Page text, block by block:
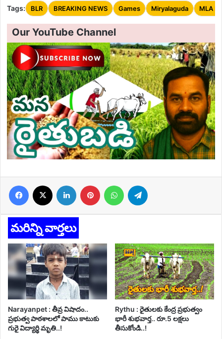
Tags: BLR BREAKING NEWS Games Miryalaguda MLA
Our YouTube Channel
Facebook LinkedIn Pinterest WhatsApp
మరిన్ని వార్తలు
Narayanpet : తీవ్ర విషాదం..
ప్రభుత్వ పాఠశాలలో పాము కాటుకు
గురై విద్యార్థి మృతి..!
Rythu : రైతులకు కేంద్ర ప్రభుత్వం
భారీ శుభవార్త.. రూ.5 లక్షలు
తీసుకోండి..!